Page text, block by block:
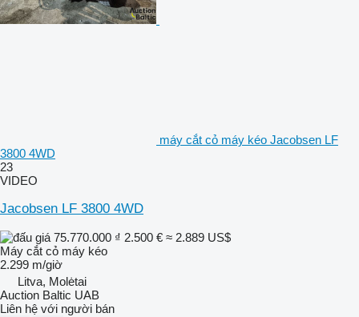
máy cắt cỏ máy kéo Jacobsen LF
3800 4WD
23
VIDEO
Jacobsen LF 3800 4WD
75.770.000 ₫ 2.500 € ≈ 2.889 US$
Máy cắt cỏ máy kéo
2.299 m/giờ
Litva, Molėtai
Auction Baltic UAB
Liên hệ với người bán